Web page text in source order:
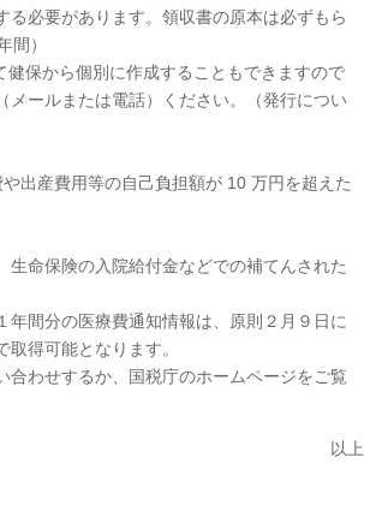
必要があります。領収書の原本は必ずもら
間）
保から個別に作成することもできますので
ールまたは電話）ください。（発行につい
出産費用等の自己負担額が 10 万円を超えた
生命保険の入院給付金などでの補てんされた
年間分の医療費通知情報は、原則２月９日に
得可能となります。
わせするか、国税庁のホームページをご覧